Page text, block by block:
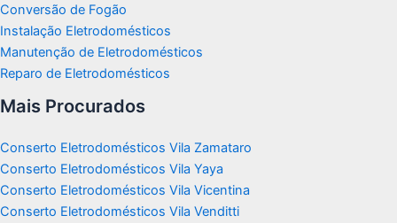
Conversão de Fogão
Instalação Eletrodomésticos
Manutenção de Eletrodomésticos
Reparo de Eletrodomésticos
Mais Procurados
Conserto Eletrodomésticos Vila Zamataro
Conserto Eletrodomésticos Vila Yaya
Conserto Eletrodomésticos Vila Vicentina
Conserto Eletrodomésticos Vila Venditti